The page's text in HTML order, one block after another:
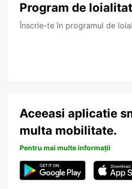
Program de
Înscrie-te în programul de
Aceeasi aplicatie
multa mobilitate.
Pentru mai multe informații